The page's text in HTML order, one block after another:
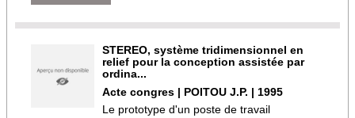
STEREO, système tridimensionnel en
relief pour la conception assistée par
ordina...
Acte congres | POITOU J.P. | 1995
Le prototype d'un poste de travail